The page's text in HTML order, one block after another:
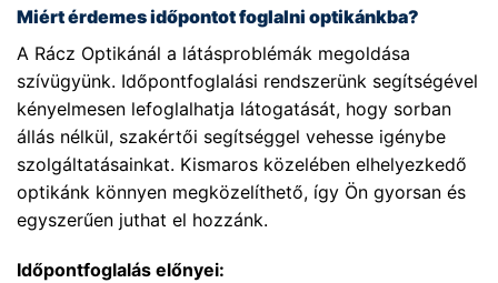
Miért érdemes időpontot foglalni optikánkba?
A Rácz Optikánál a látásproblémák megoldása
szívügyünk. Időpontfoglalási rendszerünk segítségével
kényelmesen lefoglalhatja látogatását, hogy sorban
állás nélkül, szakértői segítséggel vehesse igénybe
szolgáltatásainkat. Kismaros közelében elhelyezkedő
optikánk könnyen megközelíthető, így Ön gyorsan és
egyszerűen juthat el hozzánk.
Időpontfoglalás előnyei: